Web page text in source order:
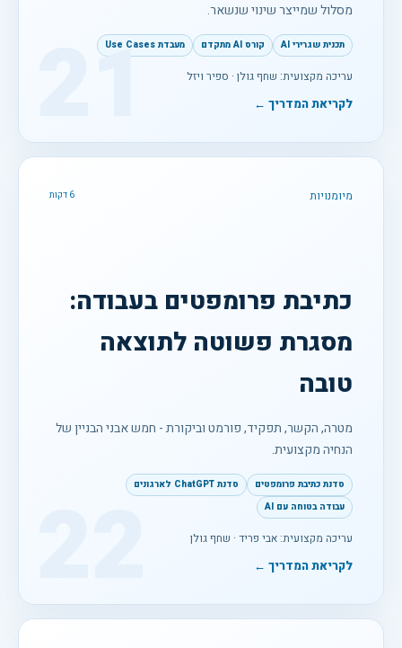
מסלול שמייצר שינוי שנשאר.
תכנית שגרירי AI קורס AI מתקדם מעבדת Use Cases
עריכה מקצועית: שחף גולן · ספיר ויזל
לקריאת המדריך ← 21
מיומנויות 6 דקות
כתיבת פרומפטים בעבודה:
מסגרת פשוטה לתוצאה
טובה
מטרה, הקשר, תפקיד, פורמט וביקורת - חמש אבני הבניין של
הנחיה מקצועית.
סדנת כתיבת פרומפטים
סדנת ChatGPT לארגונים
עבודה בטוחה עם AI
עריכה מקצועית: אבי פריד · שחף גולן
לקריאת המדריך ←